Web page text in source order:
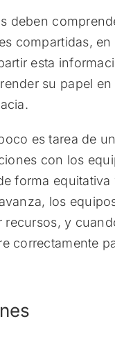
deben
compartidas,
esta
su papel
es tarea de
con los
forma
los
recursos, y
correctamente